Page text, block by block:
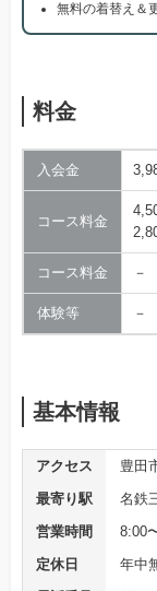
無料の着替え＆
料金
入会金
コース料金
コース料金 －
体験等 －
基本情報
アクセス
豊田
最寄り駅
名鉄
営業時間
8:00
定休日
年中